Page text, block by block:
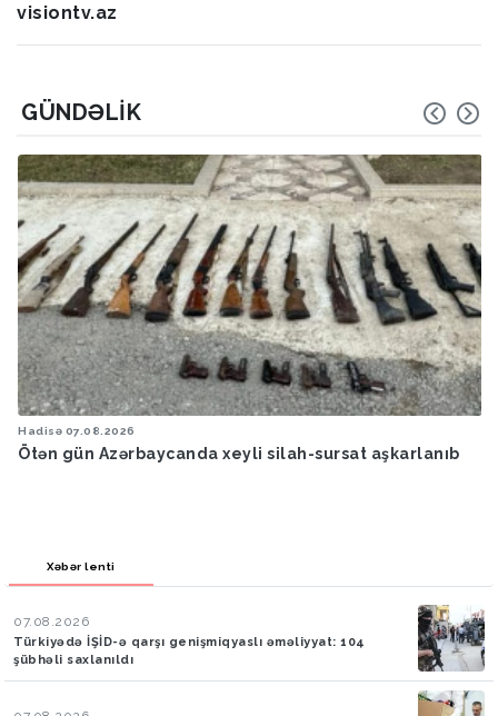
visiontv.az
GÜNDƏLIK
Hadisə 07.08.2026
Ötən gün Azərbaycanda xeyli silah-sursat aşkarlanıb
Xəbər lenti
07.08.2026
Türkiyədə İŞİD-ə qarşı genişmiqyaslı əməliyyat: 104
şübhəli saxlanıldı